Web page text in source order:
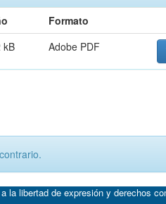
Formato
kB Adobe PDF
la libertad de expresión y derechos